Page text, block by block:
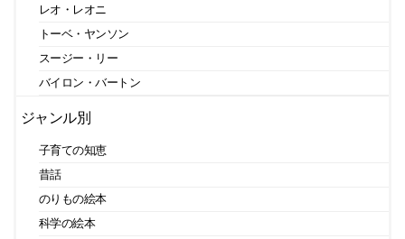
レオ・レオニ
トーベ・ヤンソン
スージー・リー
バイロン・バートン
ジャンル別
子育ての知恵
昔話
のりもの絵本
科学の絵本